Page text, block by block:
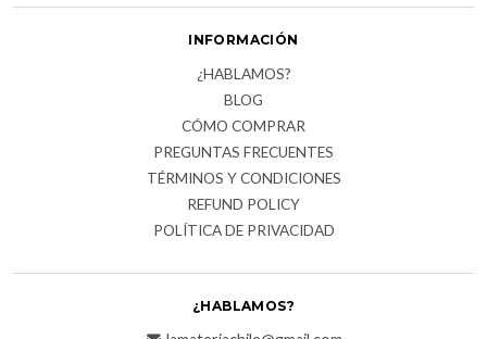
INFORMACIÓN
¿HABLAMOS?
BLOG
CÓMO COMPRAR
PREGUNTAS FRECUENTES
TÉRMINOS Y CONDICIONES
REFUND POLICY
POLÍTICA DE PRIVACIDAD
¿HABLAMOS?